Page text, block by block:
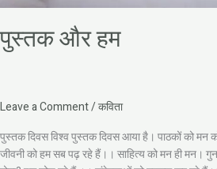
पुस्तक और हम
Leave a Comment/कविता
पुस्तक दिवस विश्व पुस्तक दिवस आया है। पाठकों को मन
जीवनी को हम सब पढ़ रहे हैं।। साहित्य को मन ही